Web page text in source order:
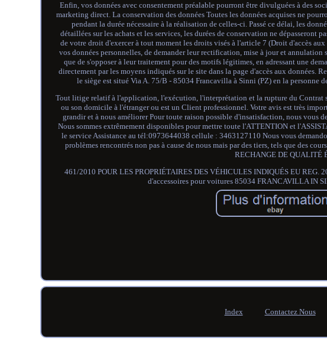
Enfin, vos données avec consentement préalable pourront être divulguées à des
marketing direct. La conservation des données Toutes les données acquises ne
pendant la durée nécessaire à la réalisation de celles-ci. Passé ce délai, les
détaillées sur les achats et les services, les durées de conservation ne
de votre droit d'exercer à tout moment les droits visés à l'article 7 (Droit d'accès
vos données personnelles, de demander leur rectification, mise à jour et
que de s'opposer à leur traitement pour des motifs légitimes, en adressant une
directement par les moyens indiqués sur le site dans la page d'accès aux
le siège est situé Via A. 75/B - 85034 Francavilla à Sinni (PZ) en la
Tout litige relatif à l'application, l'exécution, l'interprétation et la rupture du Contrat
ou son domicile à l'étranger ou est un Client professionnel. Votre avis est très
grandir et à nous améliorer Pour toute raison possible d'insatisfaction, nous vous
Nous sommes extrêmement disponibles pour mettre toute l'ATTENTION et
le service Assistance au tél:0973644038 cellule : 3463127110 Nous vous
problèmes rencontrés non pas à cause de nous mais par des tiers, tels que des
RECHANGE DE QUALITÉ
461/2010 POUR LES PROPRIÉTAIRES DES VÉHICULES INDIQUÉS EU
d'accessoires pour voitures 85034 FRANCAVILLA IN
Index Contactez Nous